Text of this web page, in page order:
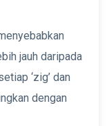
jauh daripada
‘zig’ dan
dengan